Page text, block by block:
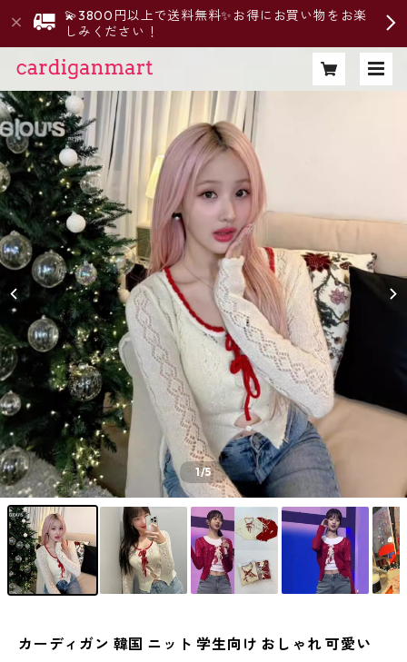
💫3800円以上で送料無料✨お得にお買い物をお楽
しみください！
1/5
カーディガン 韓国 ニット 学生向け おしゃれ 可愛い